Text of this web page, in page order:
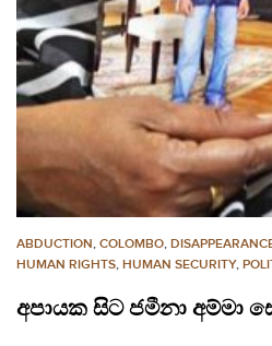
ABDUCTION, COLOMBO,
HUMAN RIGHTS, HUMAN SECURITY,
අපායක සිට ජමීනා අම්මා